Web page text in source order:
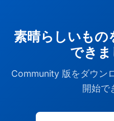
素晴らしいもの
でき
Community 版をダウン
開始で